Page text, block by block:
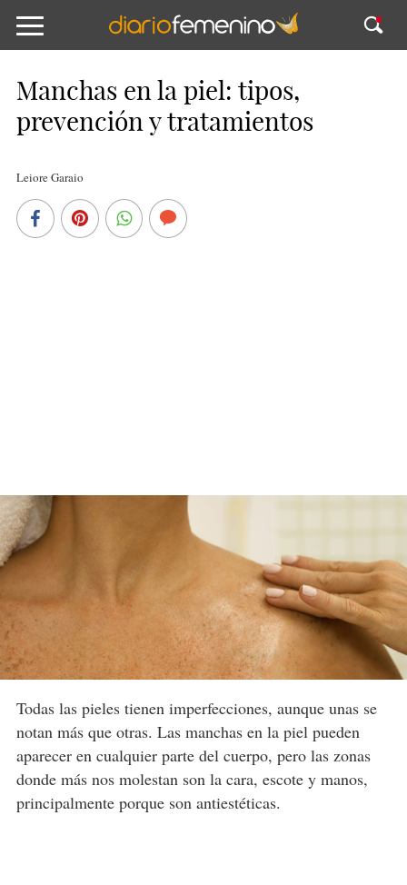
Manchas en la piel: tipos,
prevención y tratamientos
Leiore Garaio
Todas las pieles tienen imperfecciones, aunque unas se
notan más que otras. Las manchas en la piel pueden
aparecer en cualquier parte del cuerpo, pero las zonas
donde más nos molestan son la cara, escote y manos,
principalmente porque son antiestéticas.